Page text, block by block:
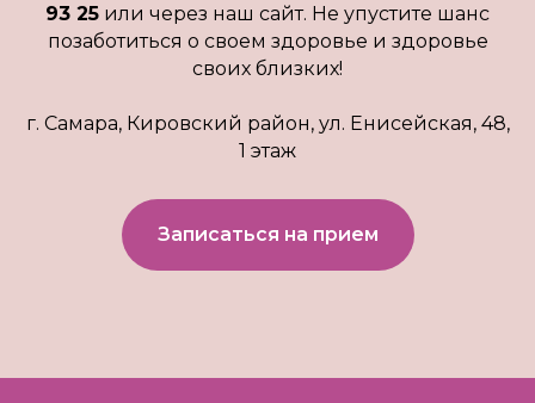
93 25 или через наш сайт. Не упустите шанс
позаботиться о своем здоровье и здоровье
своих близких!
г. Самара, Кировский район, ул. Енисейская, 48,
1 этаж
Записаться на прием